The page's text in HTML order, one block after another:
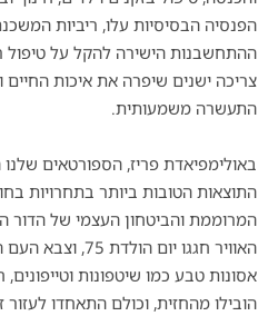
הפנסיה הבסיסיות עלו, ריביות
ההתחשבנות הישירה להקל על טיפול
צריכה ישנים שיפרה את איכות
התעשרה משמעותית.
באולימפיאדת פריז, הספורטאים
התוצאות הטובות ביותר בתחרויות
המרוממת והביטחון העצמי של הדור
האוויר חגגו יום
אסונות טבע כמו שיטפונות
הובילו מהחזית, וכולם התאחדו לעזור